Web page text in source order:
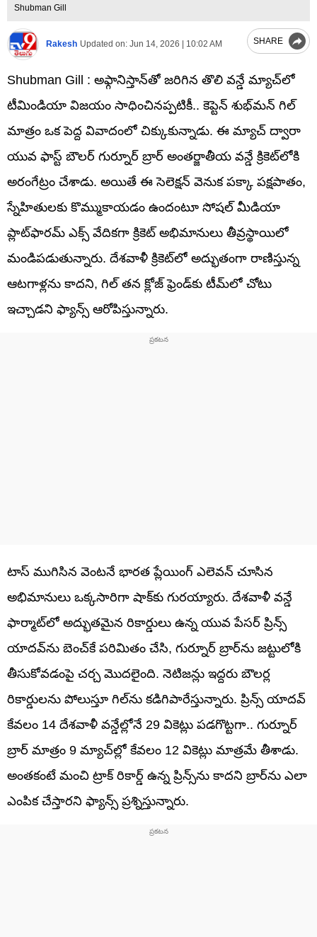
Shubman Gill
Rakesh Updated on: Jun 14, 2026 | 10:02 AM SHARE
Shubman Gill : అఫ్గానిస్తాన్‌తో జరిగిన తొలి వన్డే మ్యాచ్‌లో
టీమిండియా విజయం సాధించినప్పటికీ.. కెప్టెన్ శుభ్‌మన్ గిల్
మాత్రం ఒక పెద్ద వివాదంలో చిక్కుకున్నాడు. ఈ మ్యాచ్ ద్వారా
యువ ఫాస్ట్ బౌలర్ గుర్నూర్ బ్రార్ అంతర్జాతీయ వన్డే క్రికెట్‌లోకి
అరంగేట్రం చేశాడు. అయితే ఈ సెలెక్షన్ వెనుక పక్కా పక్షపాతం,
స్నేహితులకు కొమ్ముకాయడం ఉందంటూ సోషల్ మీడియా
ప్లాట్‌ఫారమ్ ఎక్స్ వేదికగా క్రికెట్ అభిమానులు తీవ్రస్థాయిలో
మండిపడుతున్నారు. దేశవాళీ క్రికెట్‌లో అద్భుతంగా రాణిస్తున్న
ఆటగాళ్లను కాదని, గిల్ తన క్లోజ్ ఫ్రెండ్‌కు టీమ్‌లో చోటు
ఇచ్చాడని ఫ్యాన్స్ ఆరోపిస్తున్నారు.
టాస్ ముగిసిన వెంటనే భారత ప్లేయింగ్ ఎలెవన్ చూసిన
అభిమానులు ఒక్కసారిగా షాక్‌కు గురయ్యారు. దేశవాళీ వన్డే
ఫార్మాట్‎లో అద్భుతమైన రికార్డులు ఉన్న యువ పేసర్ ప్రిన్స్
యాదవ్‌ను బెంచ్‌కే పరిమితం చేసి, గుర్నూర్ బ్రార్‌ను జట్టులోకి
తీసుకోవడంపై చర్చ మొదలైంది. నెటిజన్లు ఇద్దరు బౌలర్ల
రికార్డులను పోలుస్తూ గిల్‌ను కడిగిపారేస్తున్నారు. ప్రిన్స్ యాదవ్
కేవలం 14 దేశవాళీ వన్డేల్లోనే 29 వికెట్లు పడగొట్టగా.. గుర్నూర్
బ్రార్ మాత్రం 9 మ్యాచ్‌ల్లో కేవలం 12 వికెట్లు మాత్రమే తీశాడు.
అంతకంటే మంచి ట్రాక్ రికార్డ్ ఉన్న ప్రిన్స్‌ను కాదని బ్రార్‌ను ఎలా
ఎంపిక చేస్తారని ఫ్యాన్స్ ప్రశ్నిస్తున్నారు.